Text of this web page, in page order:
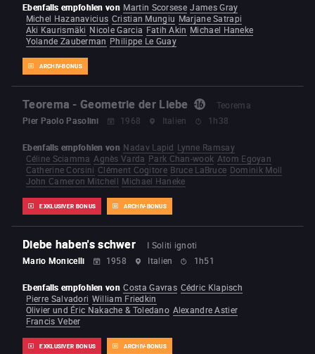
ARCHIV-BONUS
Ebenfalls empfohlen von Martin Scorsese James Gray
Michel Hazanavicius Cristian Mungiu Marjane Satrapi
Aki Kaurismäki Nicole Garcia Fatih Akin Michael Haneke
Yolande Zauberman Philippe Le Guay
Teorema - Geometrie der Liebe
Teorema
Pier Paolo Pasolini
1968 Italien 1h38
EXKLUSIVER BONUS ARCHIV-BONUS
Ebenfalls empfohlen von Nadav Lapid Lynne Ramsay
Céline Sciamma Agnès Varda Park Chan-wook Atom Egoyan
Catherine Corsini Clément Cogitore Bruce LaBruce Dominik Moll
John Cameron Mitchell Michael Haneke
Diebe haben's schwer
I Soliti ignoti
Mario Monicelli
1958 Italien 1h51
EXKLUSIVER BONUS ARCHIV-BONUS
Ebenfalls empfohlen von Costa Gavras Cédric Klapisch
Pierre Salvadori William Friedkin
Olivier und Éric Nakache & Toledano Alexandre Astier
Francis Veber